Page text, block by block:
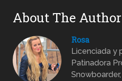
About The Author
Rosa
Licenciada y
Patinadora